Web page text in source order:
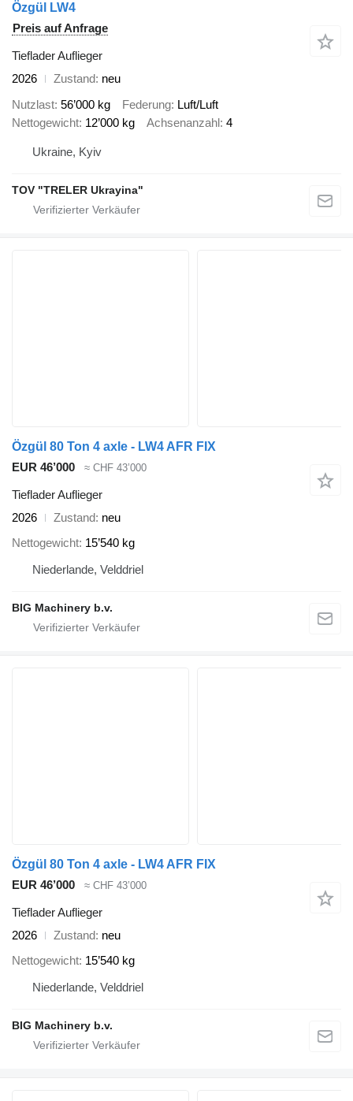
Özgül LW4
Preis auf Anfrage
Tieflader Auflieger
2026
Zustand neu
Nutzlast 56’000 kg Federung Luft/Luft
Nettogewicht 12’000 kg Achsenanzahl 4
Ukraine, Kyiv
TOV "TRELER Ukrayina"
Özgül 80 Ton 4 axle - LW4 AFR FIX
EUR 46’000
≈ CHF 43’000
Tieflader Auflieger
2026
Zustand neu
Nettogewicht 15’540 kg
Niederlande, Velddriel
BIG Machinery b.v.
Özgül 80 Ton 4 axle - LW4 AFR FIX
EUR 46’000
≈ CHF 43’000
Tieflader Auflieger
2026
Zustand neu
Nettogewicht 15’540 kg
Niederlande, Velddriel
BIG Machinery b.v.